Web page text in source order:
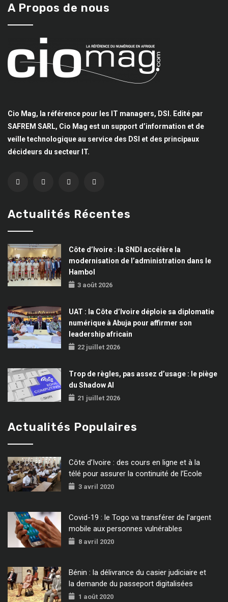
A Propos de nous
Cio Mag, la référence pour les IT managers, DSI. Edité par
SAFREM SARL, Cio Mag est un support d’information et de
veille technologique au service des DSI et des principaux
décideurs du secteur IT.
Actualités Récentes
Côte d’Ivoire : la SNDI accélère la
modernisation de l’administration dans le
Hambol
3 août 2026
UAT : la Côte d’Ivoire déploie sa diplomatie
numérique à Abuja pour affirmer son
leadership africain
22 juillet 2026
Trop de règles, pas assez d’usage : le piège
du Shadow AI
21 juillet 2026
Actualités Populaires
Côte d’Ivoire : des cours en ligne et à la
télé pour assurer la continuité de l’Ecole
3 avril 2020
Covid-19 : le Togo va transférer de l’argent
mobile aux personnes vulnérables
8 avril 2020
Bénin : la délivrance du casier judiciaire et
la demande du passeport digitalisées
1 août 2020